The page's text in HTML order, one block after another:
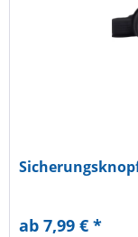
ab 7,99 € *